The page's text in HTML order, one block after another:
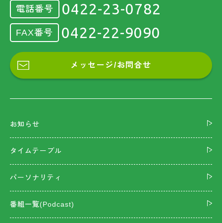
電話番号 0422-23-0782
FAX番号 0422-22-9090
メッセージ/お問合せ
お知らせ
タイムテーブル
パーソナリティ
番組一覧(Podcast)